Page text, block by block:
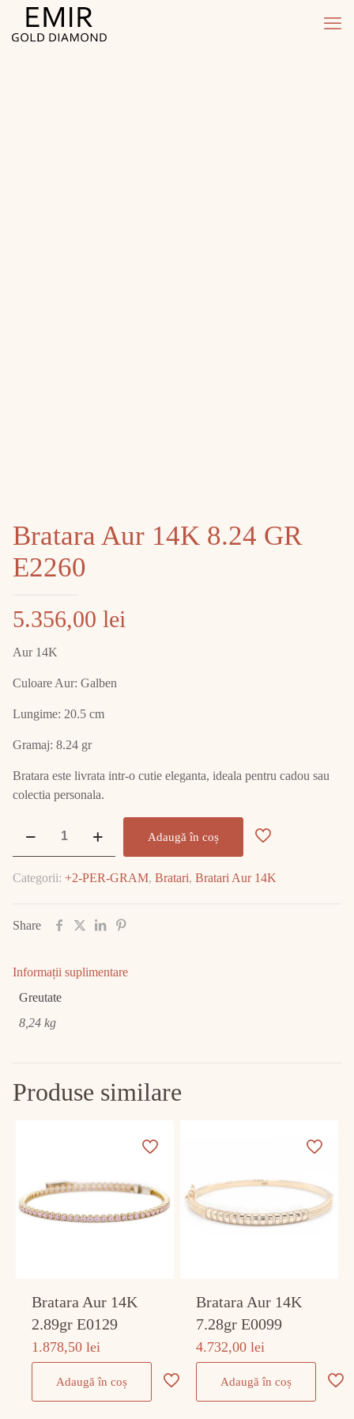
Bratara Aur 14K 8.24 GR
E2260
5.356,00 lei
Aur 14K
Culoare Aur: Galben
Lungime: 20.5 cm
Gramaj: 8.24 gr
Bratara este livrata intr-o cutie eleganta, ideala pentru cadou sau
colectia personala.
14K
GR
Adaugă în coș
Categorii: +2-PER-GRAM, Bratari, Bratari Aur 14K
Share
Informații suplimentare
Greutate
8,24 kg
Produse similare
Bratara Aur 14K
2.89gr E0129
1.878,50lei
Adaugă în coș
Bratara Aur 14K
7.28gr E0099
4.732,00lei
Adaugă în coș